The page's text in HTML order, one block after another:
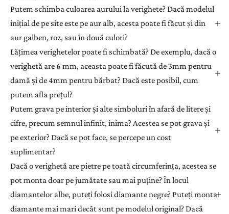
Putem schimba culoarea aurului la verighete? Dacă modelul
inițial de pe site este pe aur alb, acesta poate fi făcut și din
aur galben, roz, sau în două culori?
Lățimea verighetelor poate fi schimbată? De exemplu, dacă o
verighetă are 6 mm, aceasta poate fi făcută de 3mm pentru
damă și de 4mm pentru bărbat? Dacă este posibil, cum
putem afla prețul?
Putem grava pe interior și alte simboluri în afară de litere și
cifre, precum semnul infinit, inima? Acestea se pot grava și
pe exterior? Dacă se pot face, se percepe un cost
suplimentar?
Dacă o verighetă are pietre pe toată circumferința, acestea se
pot monta doar pe jumătate sau mai puține? În locul
diamantelor albe, puteți folosi diamante negre? Puteți monta
diamante mai mari decât sunt pe modelul original? Dacă